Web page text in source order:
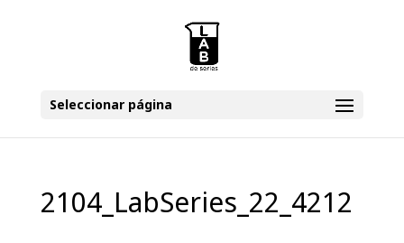
Seleccionar página
2104_LabSeries_22_4212